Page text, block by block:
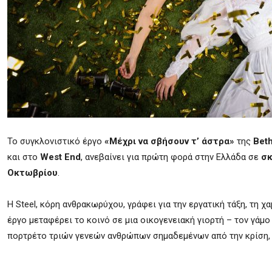
Το συγκλονιστικό έργο «Μέχρι να σβήσουν τ’ άστρα» της
και στο West End, ανεβαίνει για πρώτη φορά στην Ελλάδα σε
Οκτωβρίου.
Η Steel, κόρη ανθρακωρύχου, γράφει για την εργατική τάξη, τη
έργο μεταφέρει το κοινό σε μια οικογενειακή γιορτή – τον
πορτρέτο τριών γενεών ανθρώπων σημαδεμένων από την